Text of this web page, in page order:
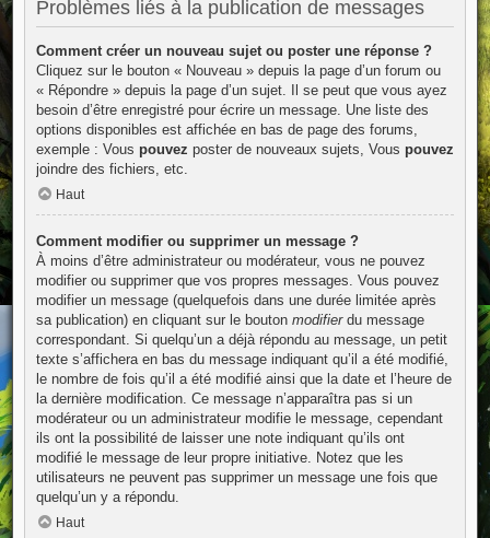
Problèmes liés à la publication de messages
Comment créer un nouveau sujet ou poster une réponse ?
Cliquez sur le bouton « Nouveau » depuis la page d’un forum ou
« Répondre » depuis la page d’un sujet. Il se peut que vous ayez
besoin d’être enregistré pour écrire un message. Une liste des
options disponibles est affichée en bas de page des forums,
exemple : Vous pouvez poster de nouveaux sujets, Vous pouvez
joindre des fichiers, etc.
Haut
Comment modifier ou supprimer un message ?
À moins d’être administrateur ou modérateur, vous ne pouvez
modifier ou supprimer que vos propres messages. Vous pouvez
modifier un message (quelquefois dans une durée limitée après
sa publication) en cliquant sur le bouton modifierdu message
correspondant. Si quelqu’un a déjà répondu au message, un petit
texte s’affichera en bas du message indiquant qu’il a été modifié,
le nombre de fois qu’il a été modifié ainsi que la date et l’heure de
la dernière modification. Ce message n’apparaîtra pas si un
modérateur ou un administrateur modifie le message, cependant
ils ont la possibilité de laisser une note indiquant qu’ils ont
modifié le message de leur propre initiative. Notez que les
utilisateurs ne peuvent pas supprimer un message une fois que
quelqu’un y a répondu.
Haut